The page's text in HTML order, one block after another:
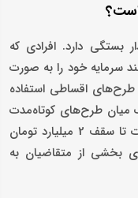
بستگی دارد. افرادی که
سرمایه خود را به‌ صورت
طرح‌های اقساطی استفاده
میان طرح‌های کوتاه‌مدت
و بلندمدت و همچنین دسترسی به تسهیلات تا سقف 2 میلیارد تومان
اقساطی تیگو 7 پرو برای بخشی از متقاضیان به